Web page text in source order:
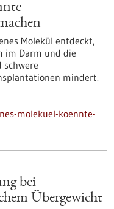
Molekül entdeckt,
im Darm und die
schwere
mindert.
molekuel-koennte-
bei
Übergewicht